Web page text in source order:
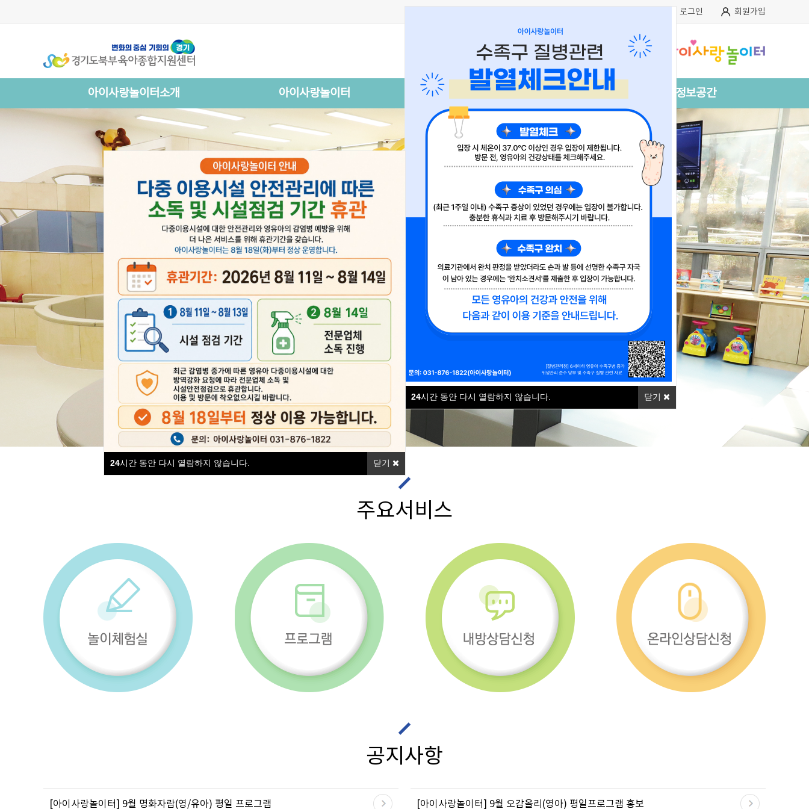
24시간 동안 다시 열람하지 않습니다. 닫기
24시간 동안 다시 열람하지 않습니다. 닫기
로그인 회원가입
아이사랑놀이터소개 아이사랑놀이터 아이사랑상담실 아이사랑정보공간
부모와 아이가 함께하는 아이사랑놀이터
아이의 미래를 지원합니다.
주요서비스
공지사항
[아이사랑놀이터] 9월 명화자람(영/유아) 평일 프로그램 [아이사랑놀이터] 9월 오감올리(영아) 평일프로그램 홍보